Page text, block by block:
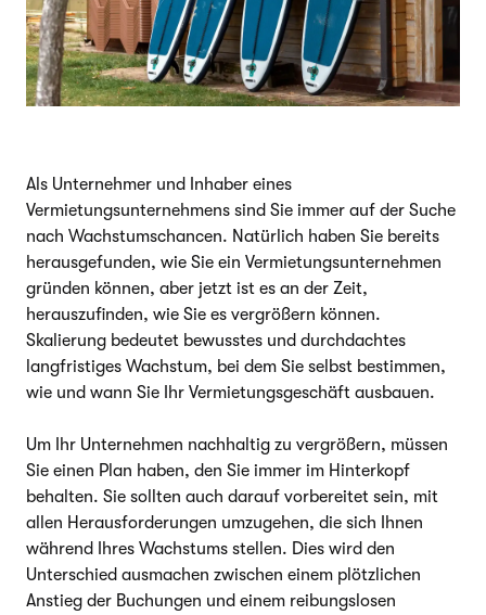
Als Unternehmer und Inhaber eines
Vermietungsunternehmens sind Sie immer auf der Suche
nach Wachstumschancen. Natürlich haben Sie bereits
herausgefunden, wie Sie ein Vermietungsunternehmen
gründen können, aber jetzt ist es an der Zeit,
herauszufinden, wie Sie es vergrößern können.
Skalierung bedeutet bewusstes und durchdachtes
langfristiges Wachstum, bei dem Sie selbst bestimmen,
wie und wann Sie Ihr Vermietungsgeschäft ausbauen.
Um Ihr Unternehmen nachhaltig zu vergrößern, müssen
Sie einen Plan haben, den Sie immer im Hinterkopf
behalten. Sie sollten auch darauf vorbereitet sein, mit
allen Herausforderungen umzugehen, die sich Ihnen
während Ihres Wachstums stellen. Dies wird den
Unterschied ausmachen zwischen einem plötzlichen
Anstieg der Buchungen und einem reibungslosen